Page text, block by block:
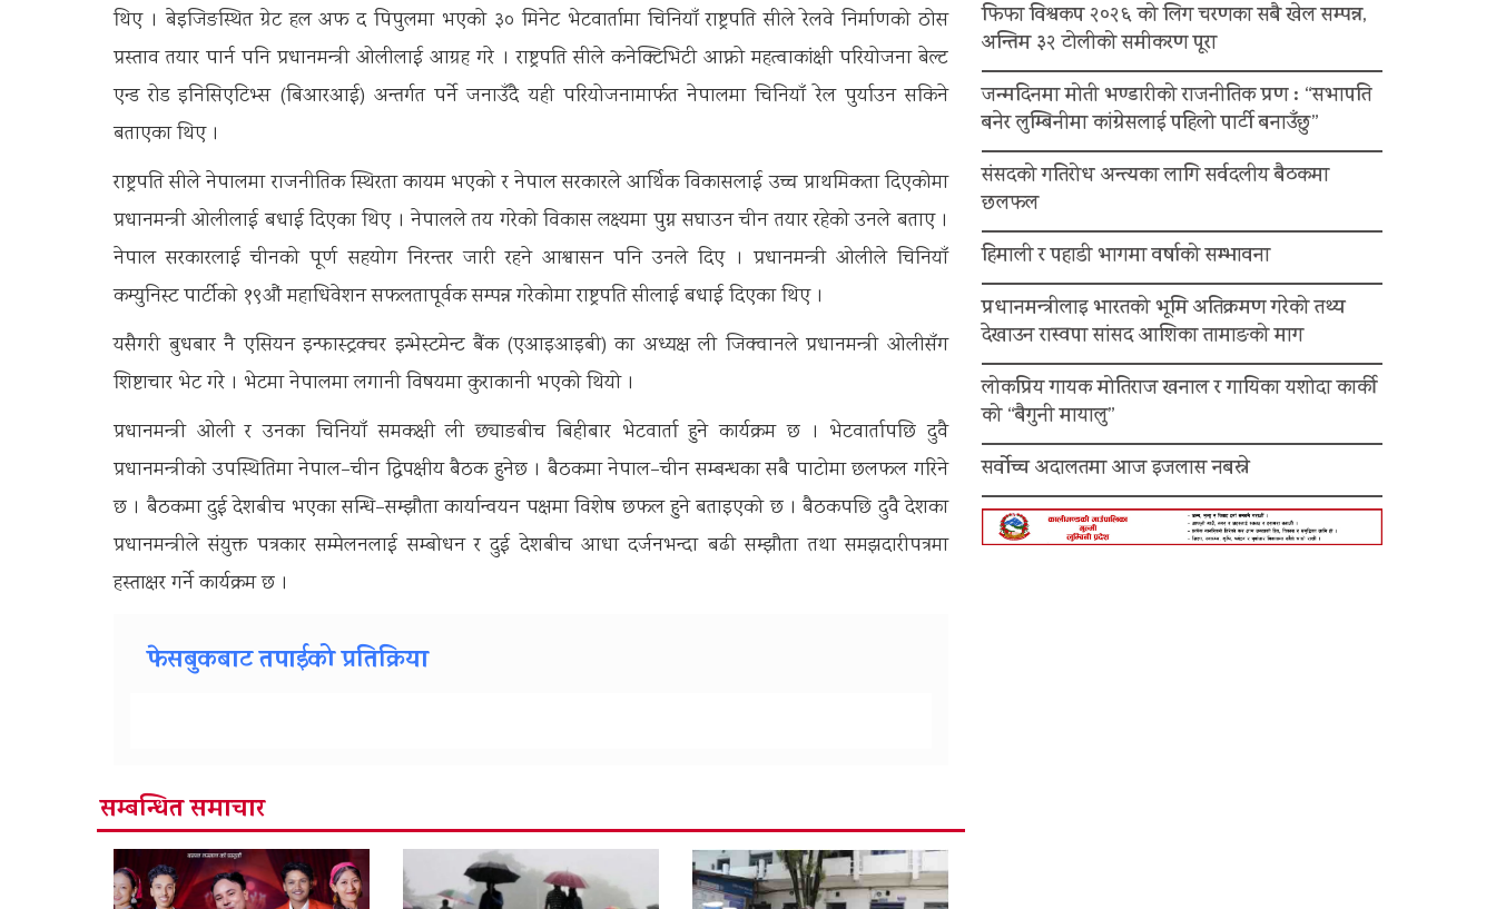
थिए । बेइजिङस्थित ग्रेट हल अफ द पिपुलमा भएको ३० मिनेट भेटवार्तामा चिनियाँ राष्ट्रपति सीले रेलवे निर्माणको ठोस
प्रस्ताव तयार पार्न पनि प्रधानमन्त्री ओलीलाई आग्रह गरे । राष्ट्रपति सीले कनेक्टिभिटी आफ्नो महत्वाकांक्षी परियोजना बेल्ट
एन्ड रोड इनिसिएटिभ्स (बिआरआई) अन्तर्गत पर्ने जनाउँदै यही परियोजनामार्फत नेपालमा चिनियाँ रेल पुर्याउन सकिने
बताएका थिए ।
राष्ट्रपति सीले नेपालमा राजनीतिक स्थिरता कायम भएको र नेपाल सरकारले आर्थिक विकासलाई उच्च प्राथमिकता दिएकोमा
प्रधानमन्त्री ओलीलाई बधाई दिएका थिए । नेपालले तय गरेको विकास लक्ष्यमा पुग्न सघाउन चीन तयार रहेको उनले बताए ।
नेपाल सरकारलाई चीनको पूर्ण सहयोग निरन्तर जारी रहने आश्वासन पनि उनले दिए । प्रधानमन्त्री ओलीले चिनियाँ
कम्युनिस्ट पार्टीको १९औं महाधिवेशन सफलतापूर्वक सम्पन्न गरेकोमा राष्ट्रपति सीलाई बधाई दिएका थिए ।
यसैगरी बुधबार नै एसियन इन्फास्ट्रक्चर इन्भेस्टमेन्ट बैंक (एआइआइबी) का अध्यक्ष ली जिक्वानले प्रधानमन्त्री ओलीसँग
शिष्टाचार भेट गरे । भेटमा नेपालमा लगानी विषयमा कुराकानी भएको थियो ।
प्रधानमन्त्री ओली र उनका चिनियाँ समकक्षी ली छ्याङबीच बिहीबार भेटवार्ता हुने कार्यक्रम छ । भेटवार्तापछि दुवै
प्रधानमन्त्रीको उपस्थितिमा नेपाल–चीन द्विपक्षीय बैठक हुनेछ । बैठकमा नेपाल–चीन सम्बन्धका सबै पाटोमा छलफल गरिने
छ । बैठकमा दुई देशबीच भएका सन्धि–सम्झौता कार्यान्वयन पक्षमा विशेष छफल हुने बताइएको छ । बैठकपछि दुवै देशका
प्रधानमन्त्रीले संयुक्त पत्रकार सम्मेलनलाई सम्बोधन र दुई देशबीच आधा दर्जनभन्दा बढी सम्झौता तथा समझदारीपत्रमा
हस्ताक्षर गर्ने कार्यक्रम छ ।
फेसबुकबाट तपाईको प्रतिक्रिया
सम्बन्धित समाचार
फिफा विश्वकप २०२६ को लिग चरणका सबै खेल सम्पन्न,
अन्तिम ३२ टोलीको समीकरण पूरा
जन्मदिनमा मोती भण्डारीको राजनीतिक प्रण : “सभापति
बनेर लुम्बिनीमा कांग्रेसलाई पहिलो पार्टी बनाउँछु”
संसदको गतिरोध अन्त्यका लागि सर्वदलीय बैठकमा
छलफल
हिमाली र पहाडी भागमा वर्षाको सम्भावना
प्रधानमन्त्रीलाइ भारतको भूमि अतिक्रमण गरेको तथ्य
देखाउन रास्वपा सांसद आशिका तामाङको माग
लोकप्रिय गायक मोतिराज खनाल र गायिका यशोदा कार्की
को “बैगुनी मायालु”
सर्वोच्च अदालतमा आज इजलास नबस्ने